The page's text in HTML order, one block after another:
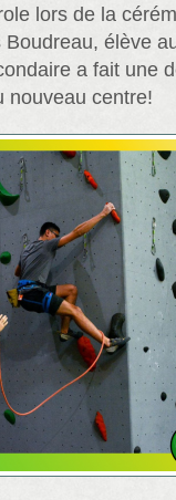
lors de la
Boudreau, élève
a fait une
nouveau centre!